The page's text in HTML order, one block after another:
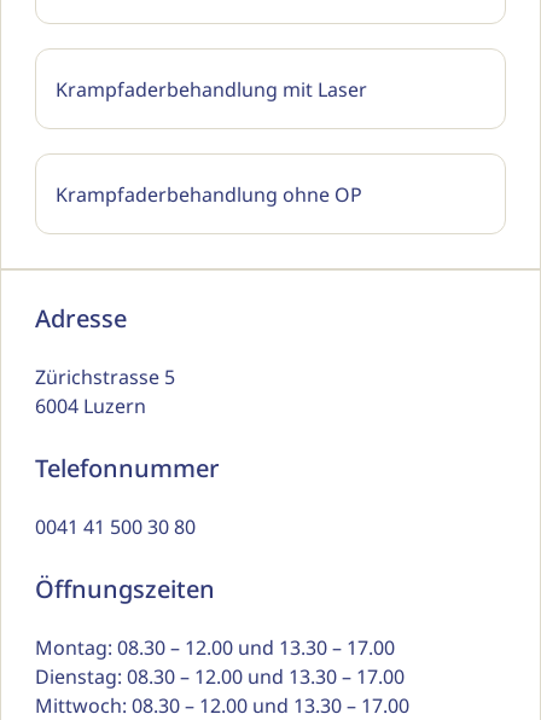
Krampfaderbehandlung mit Laser
Krampfaderbehandlung ohne OP
Adresse
Zürichstrasse 5
6004 Luzern
Telefonnummer
0041 41 500 30 80
Öffnungszeiten
Montag: 08.30 – 12.00 und 13.30 – 17.00
Dienstag: 08.30 – 12.00 und 13.30 – 17.00
Mittwoch: 08.30 – 12.00 und 13.30 – 17.00